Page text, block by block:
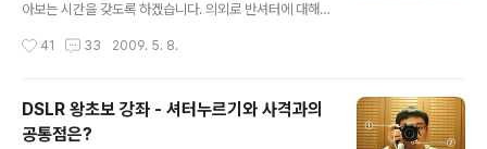
는데요, 초점이 맞는 거리를 보여준다고 생각하시면 됩니
는게 많더라구요.. 오토포커싱을 사용하면 신경을 안써도
아보는 시간을 갖도록 하겠습니다. 의외로 반셔터에 대해
는 오토포커싱 카메라에서 초점을 맞출때 사용 하는 기능
춰야하지만 자동으로 초점을 맞출때는 반셔터를 사용하면
되니 훨씬 편하겠죠?^^ 셔터를 살짝 누르면 '삐빅'하는 소
41 33 2009. 5. 8.
DSLR 왕초보 강좌 - 셔터누르기와 사격과의
공통점은?